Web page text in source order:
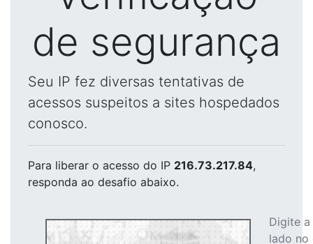
de segurança
Seu IP fez diversas tentativas de
acessos suspeitos a sites hospedados
conosco.
Para liberar o acesso do IP 216.73.217.84,
responda ao desafio abaixo.
Digite
lado no